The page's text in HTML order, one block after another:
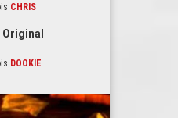
CHRIS
DOOKIE